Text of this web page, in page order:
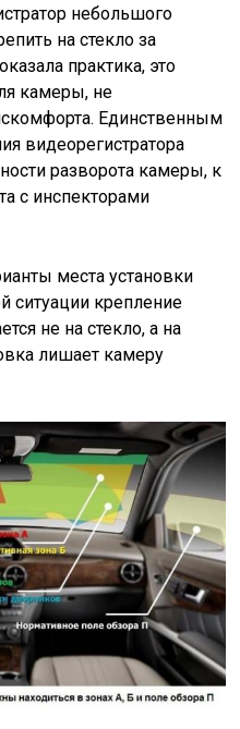
небольшого
на стекло за
практика, это
камеры, не
Единственным
видеорегистратора
разворота камеры, к
с инспекторами
места установки
ситуации крепление
не на стекло, а на
лишает камеру